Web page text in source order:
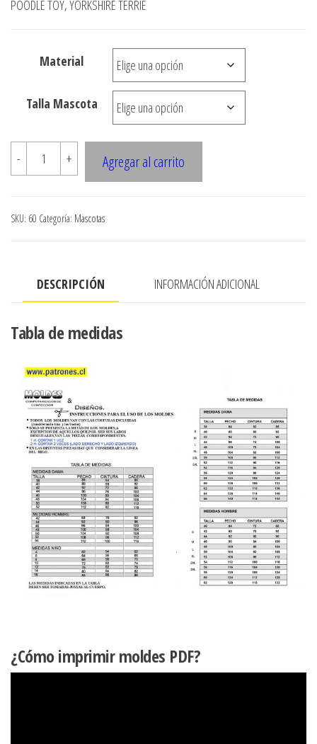
$3.290
$5.900
POODLE TOY, YORKSHIRE TERRIE
Material
Talla Mascota
-
manga
+ Agregar al carrito
SKU: 60 Categoría: Mascotas
DESCRIPCIÓN INFORMACIÓN ADICIONAL
Tabla de medidas
¿Cómo imprimir moldes PDF?